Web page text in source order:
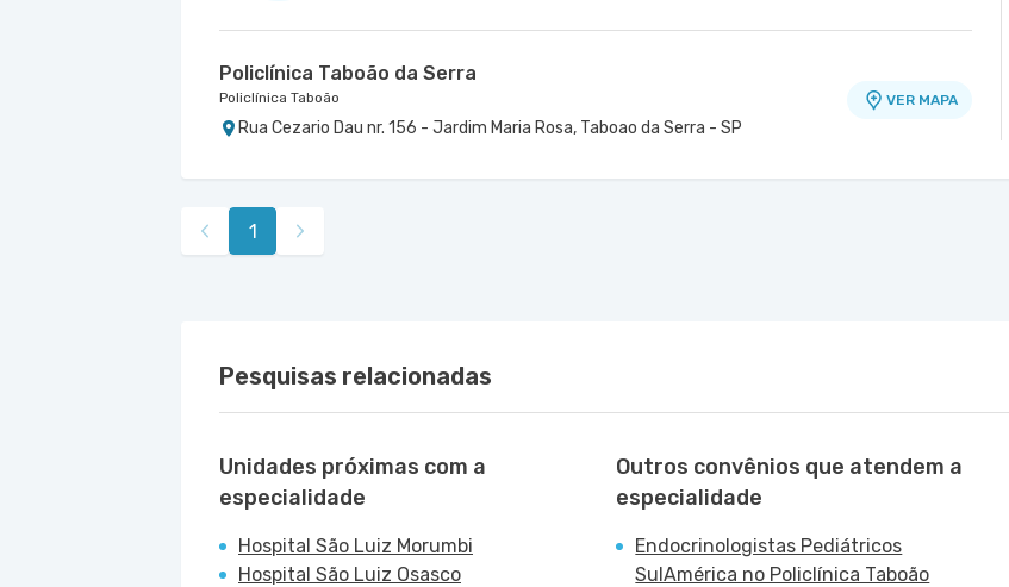
Policlínica Taboão da Serra
Policlínica Taboão
Rua Cezario Dau nr. 156 - Jardim Maria Rosa, Taboao da Serra - SP
VER MAPA
1
Pesquisas relacionadas
Unidades próximas com a
especialidade
Hospital São Luiz Morumbi
Hospital São Luiz Osasco
Outros convênios que atendem a
especialidade
Endocrinologistas Pediátricos
SulAmérica no Policlínica Taboão